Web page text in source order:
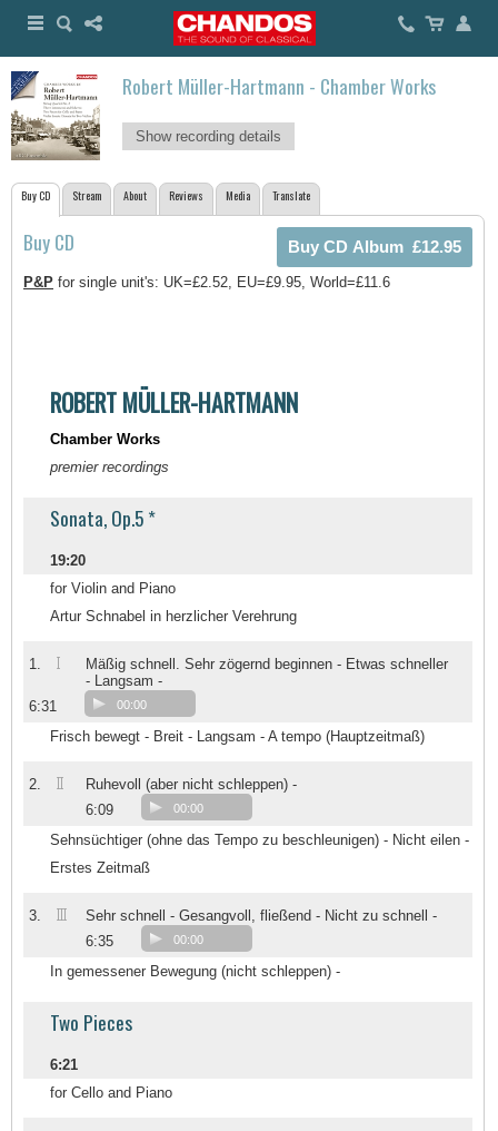
Robert Müller-Hartmann - Chamber Works
Show recording details
Buy CD Stream About Reviews Media Translate
Buy CD
P&P for single unit's: UK=£2.52, EU=£9.95, World=£11.6
ROBERT MÜLLER-HARTMANN
Chamber Works
premier recordings
Sonata, Op.5 *
19:20
for Violin and Piano
Artur Schnabel in herzlicher Verehrung
1. I
Mäßig schnell. Sehr zögernd beginnen - Etwas schneller
- Langsam -
6:31
00:00
Frisch bewegt - Breit - Langsam - A tempo (Hauptzeitmaß)
2. II
Ruhevoll (aber nicht schleppen) -
6:09
00:00
Sehnsüchtiger (ohne das Tempo zu beschleunigen) - Nicht eilen -
Erstes Zeitmaß
3. III
Sehr schnell - Gesangvoll, fließend - Nicht zu schnell -
6:35
00:00
In gemessener Bewegung (nicht schleppen) -
Two Pieces
6:21
for Cello and Piano